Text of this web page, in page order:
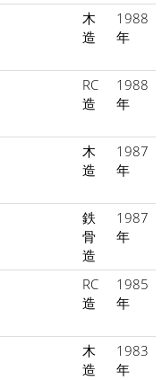
木
造
1988
年
RC
造
1988
年
木
造
1987
年
鉄
骨
造
1987
年
RC
造
1985
年
木
造
1983
年